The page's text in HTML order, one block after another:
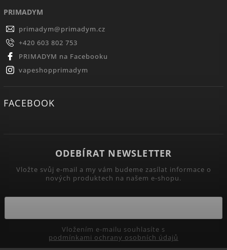
PRIMADYM
primadym@primadym.cz
+420 603 802 753
PRIMADYM na Facebooku
vapeshopprimadym
FACEBOOK
ODEBÍRAT NEWSLETTER
Vložte svůj e-mail a my vám budeme zasílat informace o
nových produktech na našem e-shopu.
podmínkami ochrany osobních údajů